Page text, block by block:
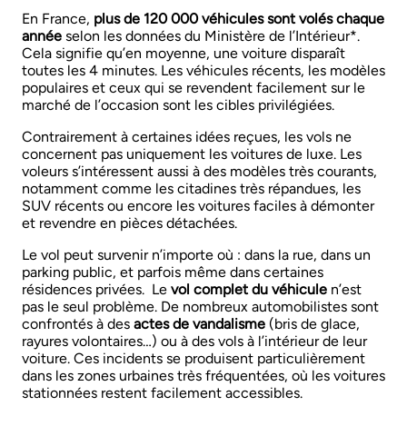
En France, plus de 120 000 véhicules sont volés chaque
année selon les données du Ministère de l’Intérieur*.
Cela signifie qu’en moyenne, une voiture disparaît
toutes les 4 minutes. Les véhicules récents, les modèles
populaires et ceux qui se revendent facilement sur le
marché de l’occasion sont les cibles privilégiées.
Contrairement à certaines idées reçues, les vols ne
concernent pas uniquement les voitures de luxe. Les
voleurs s’intéressent aussi à des modèles très courants,
notamment comme les citadines très répandues, les
SUV récents ou encore les voitures faciles à démonter
et revendre en pièces détachées.
Le vol peut survenir n’importe où : dans la rue, dans un
parking public, et parfois même dans certaines
résidences privées. Le vol complet du véhicule n’est
pas le seul problème. De nombreux automobilistes sont
confrontés à des actes de vandalisme (bris de glace,
rayures volontaires…) ou à des vols à l’intérieur de leur
voiture. Ces incidents se produisent particulièrement
dans les zones urbaines très fréquentées, où les voitures
stationnées restent facilement accessibles.